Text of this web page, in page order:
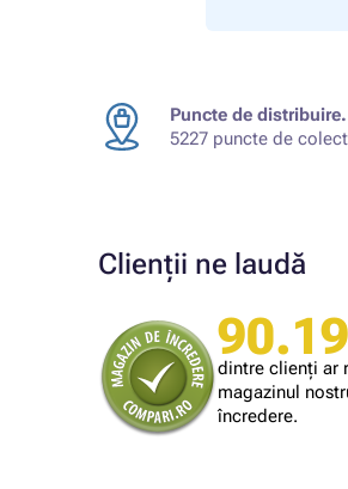
Puncte de distribuire.
5227 puncte de
Clienții ne laudă
dintre clienți ar
magazinul
încredere.
Cumpărătorul
Bună. Având în
din străinătate,
pare rezonabil